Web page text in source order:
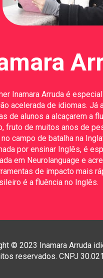
Inamara Arruda é
acelerada de idiomas. Já
de alunos a alcaçarem a
fruto de muitos anos de
campo de batalha na
por ensinar Inglês, é
em Neurolanguage e
de impacto mais
é a fluência no Inglês.
© 2023 Inamara Arruda
reservados. CNPJ